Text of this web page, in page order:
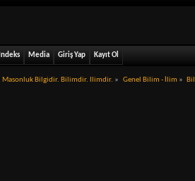
Indeks Media Giriş Yap Kayıt Ol
Masonluk Bilgidir. Bilimdir. Ilimdir. » Genel Bilim - İlim »